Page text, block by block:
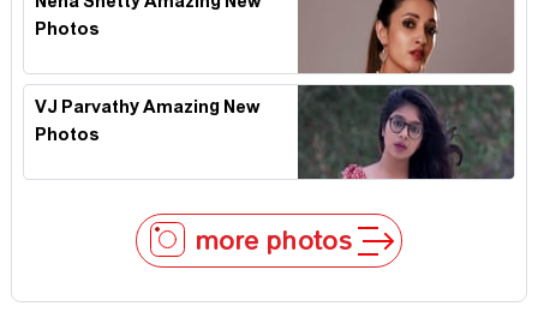
Photos
VJ Parvathy Amazing New
Photos
more photos